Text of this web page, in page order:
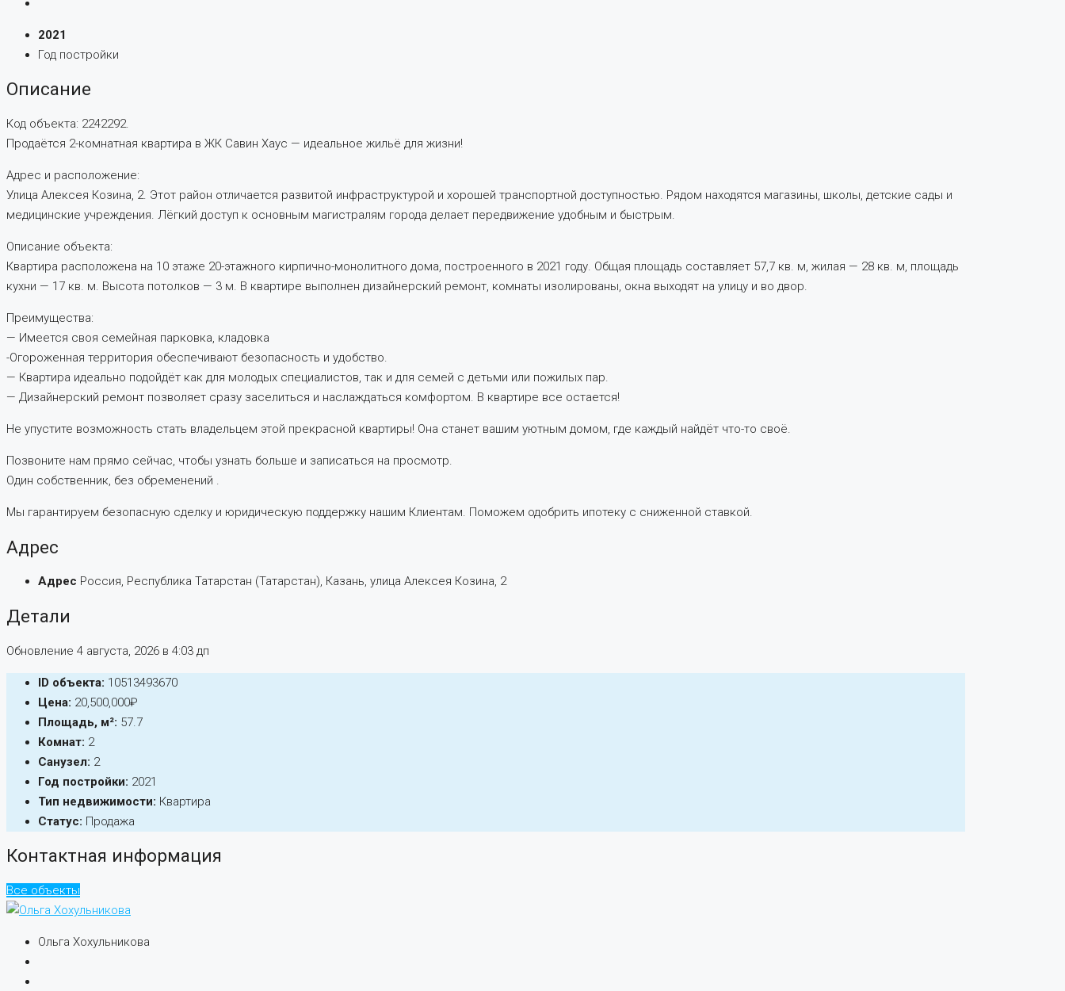
2021
Год постройки
Описание
Код объекта: 2242292.
Продаётся 2-комнатная квартира в ЖК Савин Хаус — идеальное жильё для жизни!
Адрес и расположение:
Улица Алексея Козина, 2. Этот район отличается развитой инфраструктурой и хорошей транспортной доступностью. Рядом находятся магазины, школы, детские сады и
медицинские учреждения. Лёгкий доступ к основным магистралям города делает передвижение удобным и быстрым.
Описание объекта:
Квартира расположена на 10 этаже 20-этажного кирпично-монолитного дома, построенного в 2021 году. Общая площадь составляет 57,7 кв. м, жилая — 28 кв. м, площадь
кухни — 17 кв. м. Высота потолков — 3 м. В квартире выполнен дизайнерский ремонт, комнаты изолированы, окна выходят на улицу и во двор.
Преимущества:
— Имеется своя семейная парковка, кладовка
-Огороженная территория обеспечивают безопасность и удобство.
— Квартира идеально подойдёт как для молодых специалистов, так и для семей с детьми или пожилых пар.
— Дизайнерский ремонт позволяет сразу заселиться и наслаждаться комфортом. В квартире все остается!
Не упустите возможность стать владельцем этой прекрасной квартиры! Она станет вашим уютным домом, где каждый найдёт что-то своё.
Позвоните нам прямо сейчас, чтобы узнать больше и записаться на просмотр.
Один собственник, без обременений .
Мы гарантируем безопасную сделку и юридическую поддержку нашим Клиентам. Поможем одобрить ипотеку с сниженной ставкой.
Адрес
Адрес Россия, Республика Татарстан (Татарстан), Казань, улица Алексея Козина, 2
Детали
Обновление 4 августа, 2026 в 4:03 дп
ID объекта: 10513493670
Цена: 20,500,000₽
Площадь, м²: 57.7
Комнат: 2
Санузел: 2
Год постройки: 2021
Тип недвижимости: Квартира
Статус: Продажа
Контактная информация
Все объекты
Ольга Хохульникова